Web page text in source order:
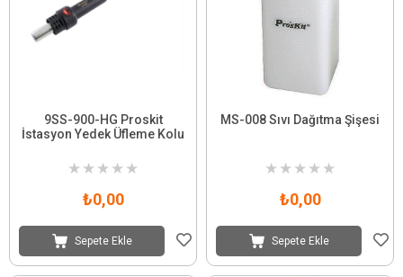
9SS-900-HG Proskit
İstasyon Yedek Üfleme Kolu
★ ★ ★ ★ ★
₺0,00
Sepete Ekle
MS-008 Sıvı Dağıtma Şişesi
★ ★ ★ ★ ★
₺0,00
Sepete Ekle